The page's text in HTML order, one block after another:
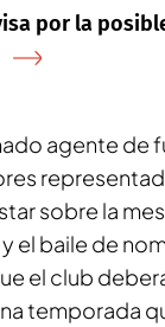
por la
agente de
sobre la
el baile de
el club
temporada